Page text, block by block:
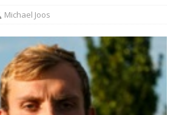
Michael Joos